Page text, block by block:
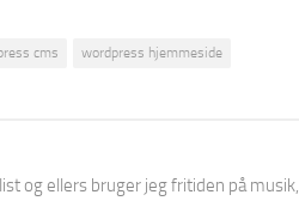
cms wordpress hjemmeside
og ellers bruger jeg fritiden på musik,